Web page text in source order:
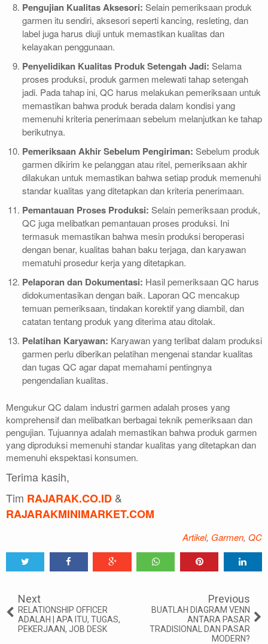
Pengujian Kualitas Aksesori: Selain pemeriksaan produk
garmen itu sendiri, aksesori seperti kancing, resleting, dan
label juga harus diuji untuk memastikan kualitas dan
kelayakan penggunaan.
Penyelidikan Kualitas Produk Setengah Jadi: Selama
proses produksi, produk garmen melewati tahap setengah
jadi. Pada tahap ini, QC harus melakukan pemeriksaan untuk
memastikan bahwa produk berada dalam kondisi yang
memenuhi kriteria penerimaan sebelum melanjutkan ke tahap
berikutnya.
Pemeriksaan Akhir Sebelum Pengiriman: Sebelum produk
garmen dikirim ke pelanggan atau ritel, pemeriksaan akhir
dilakukan untuk memastikan bahwa setiap produk memenuhi
standar kualitas yang ditetapkan dan kriteria penerimaan.
Pemantauan Proses Produksi: Selain pemeriksaan produk,
QC juga melibatkan pemantauan proses produksi. Ini
termasuk memastikan bahwa mesin produksi beroperasi
dengan benar, kualitas bahan baku terjaga, dan karyawan
mematuhi prosedur kerja yang ditetapkan.
Pelaporan dan Dokumentasi: Hasil pemeriksaan QC harus
didokumentasikan dengan baik. Laporan QC mencakup
temuan pemeriksaan, tindakan korektif yang diambil, dan
catatan tentang produk yang diterima atau ditolak.
Pelatihan Karyawan: Karyawan yang terlibat dalam produksi
garmen perlu diberikan pelatihan mengenai standar kualitas
dan tugas QC agar dapat memahami pentingnya
pengendalian kualitas.
Mengukur QC dalam industri garmen adalah proses yang
komprehensif dan melibatkan berbagai teknik pemeriksaan dan
pengujian. Tujuannya adalah memastikan bahwa produk garmen
yang diproduksi memenuhi standar kualitas yang ditetapkan dan
memenuhi ekspektasi konsumen.
Terima kasih,
Tim RAJARAK.CO.ID &
RAJARAKMINIMARKET.COM
Artikel, Garmen, QC
Next
RELATIONSHIP OFFICER
ADALAH | APA ITU, TUGAS,
PEKERJAAN, JOB DESK
Previous
BUATLAH DIAGRAM VENN
ANTARA PASAR
TRADISIONAL DAN PASAR
MODERN?